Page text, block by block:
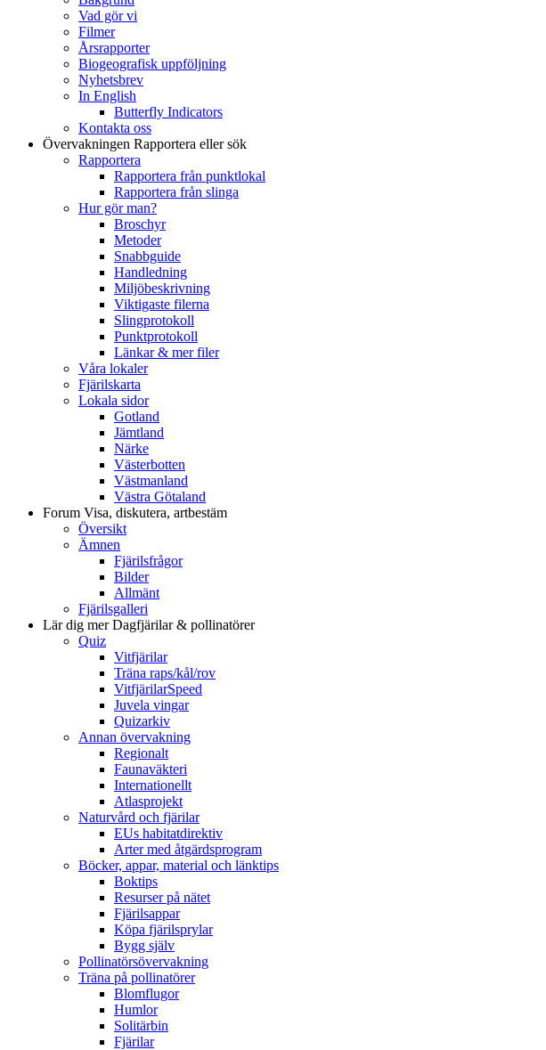
Vad gör vi
Filmer
Årsrapporter
Biogeografisk uppföljning
Nyhetsbrev
In English
Butterfly Indicators
Kontakta oss
Övervakningen Rapportera eller sök
Rapportera
Rapportera från punktlokal
Rapportera från slinga
Hur gör man?
Broschyr
Metoder
Snabbguide
Handledning
Miljöbeskrivning
Viktigaste filerna
Slingprotokoll
Punktprotokoll
Länkar & mer filer
Våra lokaler
Fjärilskarta
Lokala sidor
Gotland
Jämtland
Närke
Västerbotten
Västmanland
Västra Götaland
Forum Visa, diskutera, artbestäm
Översikt
Ämnen
Fjärilsfrågor
Bilder
Allmänt
Fjärilsgalleri
Lär dig merDagfjärilar & pollinatörer
Quiz
Vitfjärilar
Träna raps/kål/rov
VitfjärilarSpeed
Juvela vingar
Quizarkiv
Annan övervakning
Regionalt
Faunaväkteri
Internationellt
Atlasprojekt
Naturvård och fjärilar
EUs habitatdirektiv
Arter med åtgärdsprogram
Böcker, appar, material och länktips
Boktips
Resurser på nätet
Fjärilsappar
Köpa fjärilsprylar
Bygg själv
Pollinatörsövervakning
Träna på pollinatörer
Blomflugor
Humlor
Solitärbin
Fjärilar